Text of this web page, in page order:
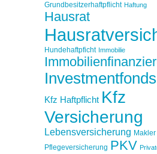
Grundbesitzerhaftpflicht Haftung
Hausrat
Hundehaftpficht Immobilie
Investmentfonds
Kfz Haftpflicht Kfz
Versicherung
Lebensversicherung Makler
Pflegeversicherung PKV